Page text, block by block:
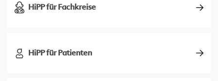
HiPP für Fachkreise
HiPP für Patienten